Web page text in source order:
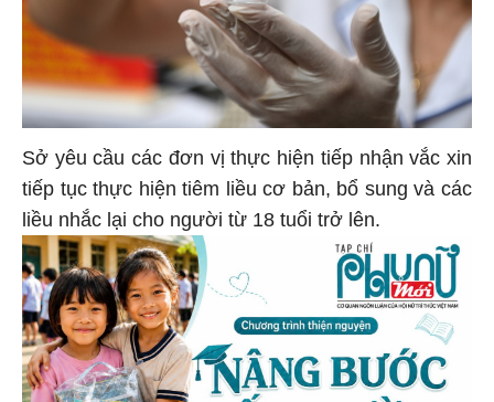
Sở yêu cầu các đơn vị thực hiện tiếp nhận vắc xin
tiếp tục thực hiện tiêm liều cơ bản, bổ sung và các
liều nhắc lại cho người từ 18 tuổi trở lên.